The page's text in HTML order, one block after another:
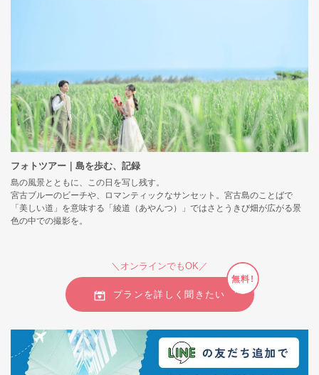
フォトツアー｜島を歩む、記録
島の風景とともに、この日を写し残す。
宮古ブルーのビーチや、ロマンティックなサンセット。宮古島のことばで
「美しい道」を意味する「綾道（あやんつ）」ではさとうきび畑が広がる景
色の中での撮影を。
＼オンラインでもOK／
プランを詳しく聞きたい
無料!